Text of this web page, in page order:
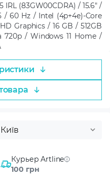
IRL (83GW00CDRA) / 15.6" /
/ 60 Hz / Intel (4p+4e)-Core
Graphics / 16 GB / 512GB
720p / Windows 11 Home /
Київ
Курьер Artline
100 грн